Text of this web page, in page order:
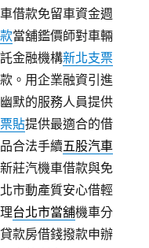
借款免留車資金週
當舖鑑價師對車輛
金融機構新北支票
。用企業融資引進
默的服務人員提供
貼提供最適合的借
合法手續五股汽車
莊汽機車借款與免
市動產質安心借輕
台北市當舖機車分
款房借錢撥款申辦